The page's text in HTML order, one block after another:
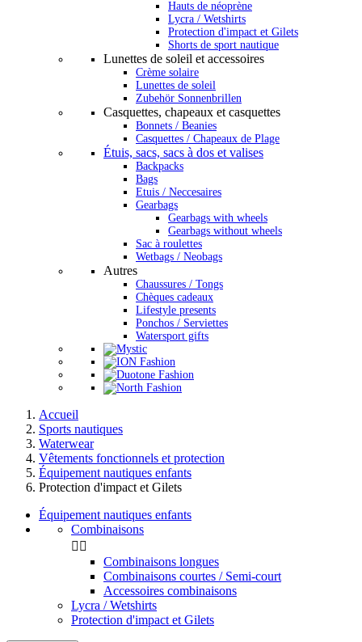
Hauts de néoprène
Lycra / Wetshirts
Protection d'impact et Gilets
Shorts de sport nautique
Lunettes de soleil et accessoires
Crème solaire
Lunettes de soleil
Zubehör Sonnenbrillen
Casquettes, chapeaux et casquettes
Bonnets / Beanies
Casquettes / Chapeaux de Plage
Étuis, sacs, sacs à dos et valises
Backpacks
Bags
Etuis / Neccesaires
Gearbags
Gearbags with wheels
Gearbags without wheels
Sac à roulettes
Wetbags / Neobags
Autres
Chaussures / Tongs
Chèques cadeaux
Lifestyle presents
Ponchos / Serviettes
Watersport gifts
Accueil
Sports nautiques
Waterwear
Vêtements fonctionnels et protection
Équipement nautiques enfants
Protection d'impact et Gilets
Équipement nautiques enfants
Combinaisons
 
Combinaisons longues
Combinaisons courtes / Semi-court
Accessoires combinaisons
Lycra / Wetshirts
Protection d'impact et Gilets